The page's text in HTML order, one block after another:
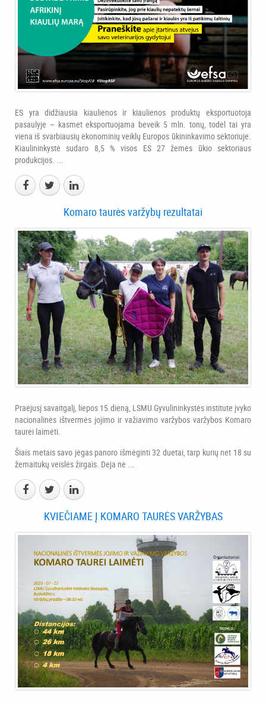
ES yra didžiausia kiaulienos ir kiaulienos produktų eksportuotoja
pasaulyje – kasmet eksportuojama beveik 5 mln. tonų, todėl tai yra
viena iš svarbiausių ekonominių veiklų Europos ūkininkavimo sektoriuje.
Kiaulininkystė sudaro 8,5 % visos ES 27 žemės ūkio sektoriaus
produkcijos. ...
Komaro taurės varžybų rezultatai
Praėjusį savaitgalį, liepos 15 dieną, LSMU Gyvulininkystės institute įvyko
nacionalinės ištvermės jojimo ir važiavimo varžybos varžybos Komaro
taurei laimėti.
Šiais metais savo jėgas panoro išmėginti 32 duetai, tarp kurių net 18 su
žemaitukų veislės žirgais. Deja ne ...
KVIEČIAME Į KOMARO TAURĖS VARŽYBAS